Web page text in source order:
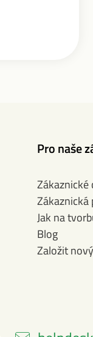
Pro naše
Zákaznická
Jak na
Blog
Založit